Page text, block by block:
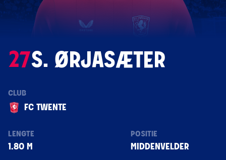
27S. ØRJASÆTER
CLUB
FC TWENTE
LENGTE
1.80 M
POSITIE
MIDDENVELDER